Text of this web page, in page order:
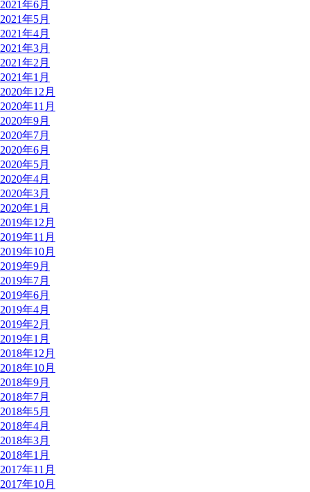
2021年6月
2021年5月
2021年4月
2021年3月
2021年2月
2021年1月
2020年12月
2020年11月
2020年9月
2020年7月
2020年6月
2020年5月
2020年4月
2020年3月
2020年1月
2019年12月
2019年11月
2019年10月
2019年9月
2019年7月
2019年6月
2019年4月
2019年2月
2019年1月
2018年12月
2018年10月
2018年9月
2018年7月
2018年5月
2018年4月
2018年3月
2018年1月
2017年11月
2017年10月